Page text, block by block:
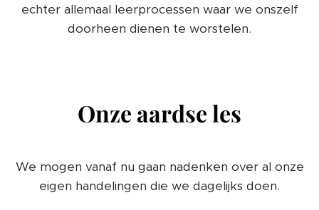
echter allemaal leerprocessen waar we onszelf
doorheen dienen te worstelen.
Onze aardse les
We mogen vanaf nu gaan nadenken over al onze
eigen handelingen die we dagelijks doen.